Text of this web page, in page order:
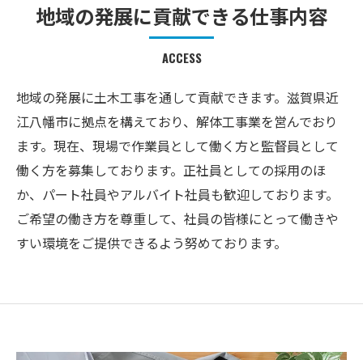
地域の発展に貢献できる仕事内容
ACCESS
地域の発展に土木工事を通して貢献できます。滋賀県近
江八幡市に拠点を構えており、解体工事業を営んでおり
ます。現在、現場で作業員として働く方と監督員として
働く方を募集しております。正社員としての採用のほ
か、パート社員やアルバイト社員も歓迎しております。
ご希望の働き方を尊重して、社員の皆様にとって働きや
すい環境をご提供できるよう努めております。